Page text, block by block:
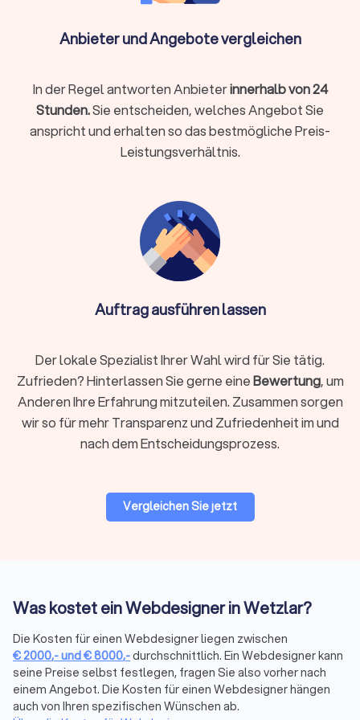
(z. B. Shopify/Shopware)
DSGVO-Basics (Cookie-Hinweis, Impressum/Datenschutz,
ohne Rechtsberatung)
Übergabe, Schulung, Wartung/Updates
Webshop mit Zahlarten/Versandregeln, Produktvarianten,
Integrationen (CRM, Newsletter, Buchung,
Mehrsprachigkeit, Barrierearmut, Core Web Vitals
Über die Filter auf Trustlocal können Sie gezielt nach den
passenden Leistungen suchen: neue Website, Webshop oder
App, Relaunch bestehender Seiten, Marketing und SEO,
Logoentwicklung und Corporate Branding oder Design für
Printmedien. So finden Sie schnell den Anbieter, der zu Ihrem
CMS & Shop-Systeme: Welches System
Optionen:
WordPress vs. Webflow für Websites
WordPressist das weltweit am häufigsten genutzte CMS. Es
bietet maximale Flexibilität durch tausende Plugins, ist
kostengünstig im Hosting (ab 5-15 € monatlich) und eignet
Anbieter und Angebote vergleichen
In der Regel antworten Anbieterinnerhalb von 24
Stunden.Sie entscheiden, welches Angebot Sie
anspricht und erhalten so das bestmögliche Preis-
Leistungsverhältnis.
Auftrag ausführen lassen
Der lokale Spezialist Ihrer Wahl wird für Sie tätig.
Zufrieden? Hinterlassen Sie gerne eineBewertung, um
Anderen Ihre Erfahrung mitzuteilen. Zusammen sorgen
wir so für mehr Transparenz und Zufriedenheit im und
nach dem Entscheidungsprozess.
Vergleichen Sie jetzt
Was kostet ein Webdesigner in Wetzlar?
Die Kosten für einen Webdesigner liegen zwischen
€2000,-und€8000,-durchschnittlich. Ein Webdesigner kann
seine Preise selbst festlegen, fragen Sie also vorher nach
einem Angebot. Die Kosten für einen Webdesigner hängen
auch von Ihren spezifischen Wünschen ab.